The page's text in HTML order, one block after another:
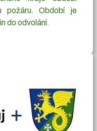
požáru. Období je
do odvolání.